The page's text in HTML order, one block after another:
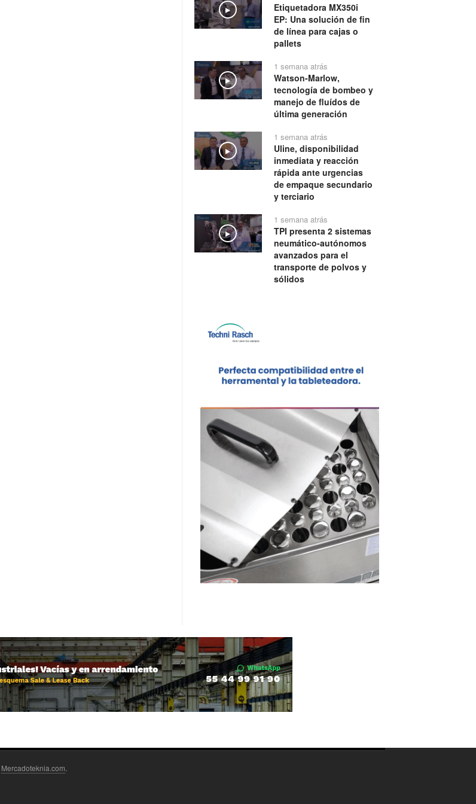
Play
Etiquetadora MX350i
EP: Una solución de fin
de línea para cajas o
pallets
Play
1 semana atrás
Watson-Marlow,
tecnología de bombeo y
manejo de fluídos de
última generación
Play
1 semana atrás
Uline, disponibilidad
inmediata y reacción
rápida ante urgencias
de empaque secundario
y terciario
Play
1 semana atrás
TPI presenta 2 sistemas
neumático-autónomos
avanzados para el
transporte de polvos y
sólidos
Mercadoteknia.com.